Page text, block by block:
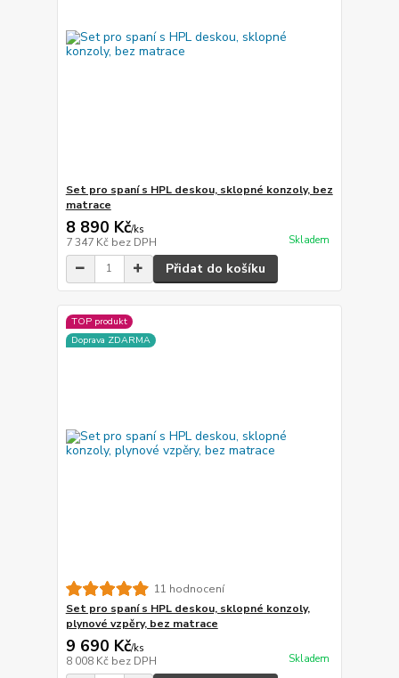
Set pro spaní s HPL deskou, sklopné konzoly, bez
matrace
8 890 Kč/ks
7 347 Kč bez DPH Skladem
Přidat do košíku
TOP produkt
Doprava ZDARMA
11 hodnocení
Set pro spaní s HPL deskou, sklopné konzoly,
plynové vzpěry, bez matrace
9 690 Kč/ks
8 008 Kč bez DPH Skladem